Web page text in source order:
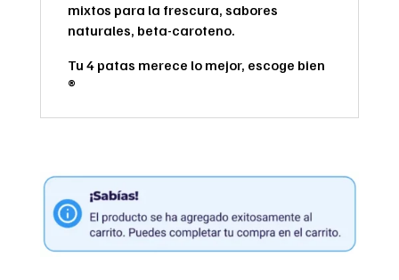
mixtos para la frescura, sabores
naturales, beta-caroteno.
Tu 4 patas merece lo mejor, escoge bien
®